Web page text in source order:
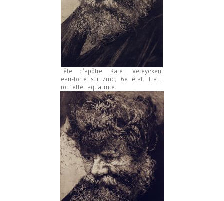
Tête d’apôtre, Karel Vereycken,
eau-forte sur zinc, 6e état. Trait,
roulette, aquatinte.